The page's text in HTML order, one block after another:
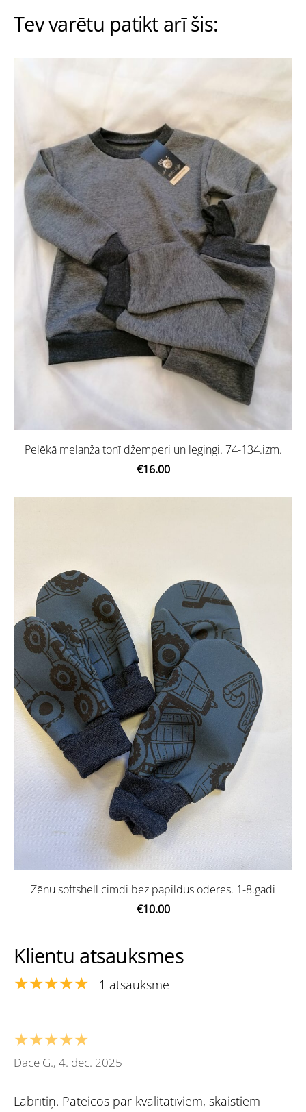
Tev varētu patikt arī šis:
Pelēkā melanža tonī džemperi un legingi. 74-134.izm.
€16.00
Zēnu softshell cimdi bez papildus oderes. 1-8.gadi
€10.00
Klientu atsauksmes
★★★★★ 1 atsauksme
★★★★★
Dace G., 4. dec. 2025
Labrītiņ. Pateicos par kvalitatīviem, skaistiem